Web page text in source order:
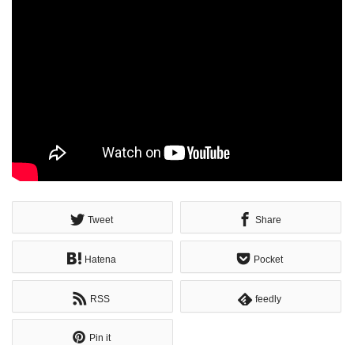
Tweet Share
Hatena Pocket
RSS feedly
Pin it